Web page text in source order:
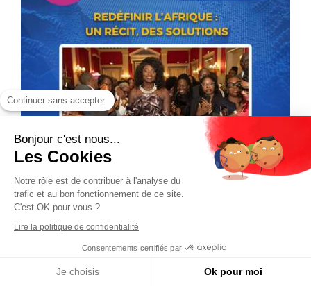
Continuer sans accepter
Bonjour c'est nous...
Les Cookies
Notre rôle est de contribuer à l'analyse du
trafic et au bon fonctionnement de ce site.
C'est OK pour vous ?
Lire la politique de confidentialité
Consentements certifiés par
Je choisis Ok pour moi